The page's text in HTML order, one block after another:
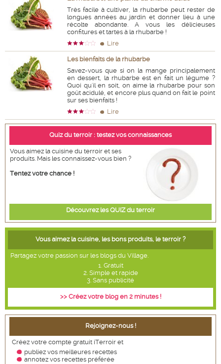
Très facile à cultiver, la rhubarbe peut rester de
longues années au jardin et donner lieu à une
récolte abondante. A vous les délicieuses
confitures et tartes à la rhubarbe !
Lire
Les bienfaits de la rhubarbe
Savez-vous que si on la mange principalement
en dessert, la rhubarbe est en fait un légume ?
Quoi qu'il en soit, on aime la rhubarbe pour son
goût acidulé, et encore plus quand on fait le point
sur ses bienfaits !
Lire
Quiz du terroir : testez vos connaissances
Vous aimez la cuisine du terroir et ses
produits. Mais les connaissez-vous bien ?
Tentez votre chance !
Découvrez les QUIZ du terroir
Vous aimez la cuisine, les bons produits, le terroir ?
Partagez votre passion sur les blogs du Village.
1. Gratuit
2. Simple et rapide
3. Sans publicité
>> Créez votre blog en 2 minutes !
Rejoignez-nous !
Créez votre compte gratuit iTerroir et
publiez vos meilleures recettes
annotez vos recettes préférée